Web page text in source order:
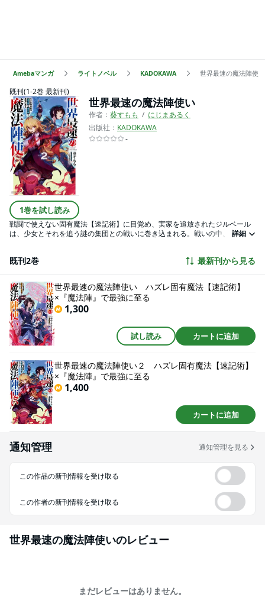
Amebaマンガ ライトノベル KADOKAWA 世界最速の魔法陣使い
既刊(1-2巻 最新刊)
1巻を試し読み
世界最速の魔法陣使い
作者： 葵すもも
にじまあるく
出版社： KADOKAWA
-
戦闘で使えない固有魔法【速記術】に目覚め、実家を追放されたジルベール
は、少女とそれを追う謎の集団との戦いに巻き込まれる。戦いの中、【速記
詳細
既刊2巻 最新刊から見る
世界最速の魔法陣使い ハズレ固有魔法【速記術】
×『魔法陣』で最強に至る
1,300
試し読み カートに追加
世界最速の魔法陣使い２ ハズレ固有魔法【速記術】
×『魔法陣』で最強に至る
1,400
カートに追加
通知管理 通知管理を見る
この作品の新刊情報を受け取る
この作者の新刊情報を受け取る
世界最速の魔法陣使いのレビュー
まだレビューはありません。